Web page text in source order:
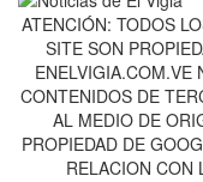
ATENCIÓN: TODOS
SITE SON
ENELVIGIA.COM.VE
CONTENIDOS DE
AL MEDIO DE
PROPIEDAD DE
RELACION CON